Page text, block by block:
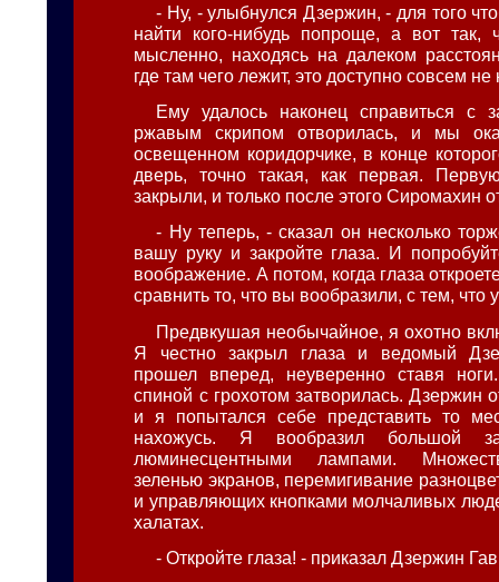
- Ну, - улыбнулся Дзержин, - для того
найти кого-нибудь попроще, а вот так,
мысленно, находясь на далеком
где там чего лежит, это доступно совсем не
Ему удалось наконец справиться с
ржавым скрипом отворилась, и мы
освещенном коридорчике, в конце
дверь, точно такая, как первая.
закрыли, и только после этого Сиромахин
- Ну теперь, - сказал он несколько
вашу руку и закройте глаза. И
воображение. А потом, когда глаза
сравнить то, что вы вообразили, с тем, что
Предвкушая необычайное, я охотно
Я честно закрыл глаза и ведомый
прошел вперед, неуверенно ставя
спиной с грохотом затворилась. Дзержин
и я попытался себе представить то
нахожусь. Я вообразил большой
люминесцентными лампами.
зеленью экранов, перемигивание
и управляющих кнопками молчаливых
халатах.
- Откройте глаза! - приказал Дзержин